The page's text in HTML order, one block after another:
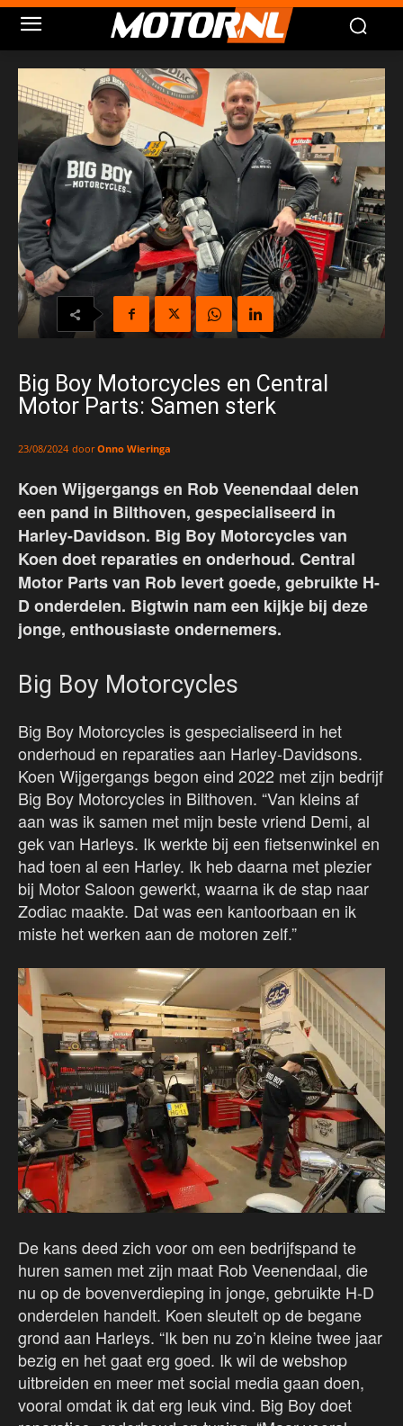
Big Boy Motorcycles en Central
Motor Parts: Samen sterk
23/08/2024 door Onno Wieringa
Koen Wijgergangs en Rob Veenendaal delen
een pand in Bilthoven, gespecialiseerd in
Harley-Davidson. Big Boy Motorcycles van
Koen doet reparaties en onderhoud. Central
Motor Parts van Rob levert goede, gebruikte H-
D onderdelen. Bigtwin nam een kijkje bij deze
jonge, enthousiaste ondernemers.
Big Boy Motorcycles
Big Boy Motorcycles is gespecialiseerd in het
onderhoud en reparaties aan Harley-Davidsons.
Koen Wijgergangs begon eind 2022 met zijn bedrijf
Big Boy Motorcycles in Bilthoven. “Van kleins af
aan was ik samen met mijn beste vriend Demi, al
gek van Harleys. Ik werkte bij een fietsenwinkel en
had toen al een Harley. Ik heb daarna met plezier
bij Motor Saloon gewerkt, waarna ik de stap naar
Zodiac maakte. Dat was een kantoorbaan en ik
miste het werken aan de motoren zelf.”
De kans deed zich voor om een bedrijfspand te
huren samen met zijn maat Rob Veenendaal, die
nu op de bovenverdieping in jonge, gebruikte H-D
onderdelen handelt. Koen sleutelt op de begane
grond aan Harleys. “Ik ben nu zo’n kleine twee jaar
bezig en het gaat erg goed. Ik wil de webshop
uitbreiden en meer met social media gaan doen,
vooral omdat ik dat erg leuk vind. Big Boy doet